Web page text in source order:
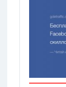
на
статье.